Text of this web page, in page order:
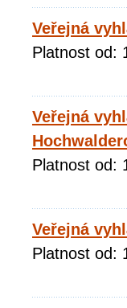
Veřejná
Platnost od:
Veřejná
Platnost od:
Veřejná
Platnost od: